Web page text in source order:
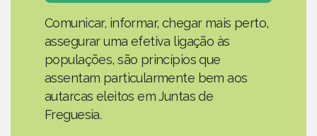
Comunicar, informar, chegar mais perto,
assegurar uma efetiva ligação às
populações, são princípios que
assentam particularmente bem aos
autarcas eleitos em Juntas de
Freguesia.